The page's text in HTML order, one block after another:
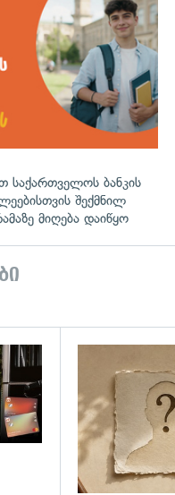
საქართველოს ბანკის
შექმნილ
მიღება დაიწყო